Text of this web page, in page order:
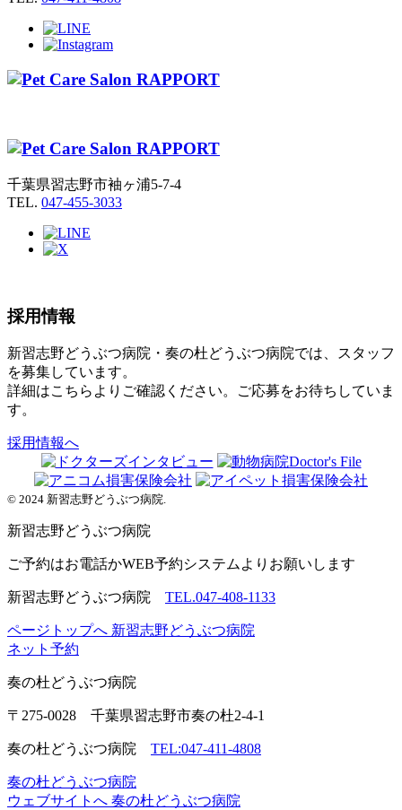
千葉県習志野市袖ヶ浦5-7-4
TEL. 047-455-3033
採用情報
新習志野どうぶつ病院・奏の杜どうぶつ病院では、スタッフ
を募集しています。
詳細はこちらよりご確認ください。ご応募をお待ちしていま
す。
採用情報へ
© 2024 新習志野どうぶつ病院.
新習志野どうぶつ病院
ご予約はお電話かWEB予約システムよりお願いします
新習志野どうぶつ病院 TEL.047-408-1133
ページトップへ 新習志野どうぶつ病院
ネット予約
奏の杜どうぶつ病院
〒275-0028 千葉県習志野市奏の杜2-4-1
奏の杜どうぶつ病院 TEL:047-411-4808
奏の杜どうぶつ病院
ウェブサイトへ 奏の杜どうぶつ病院